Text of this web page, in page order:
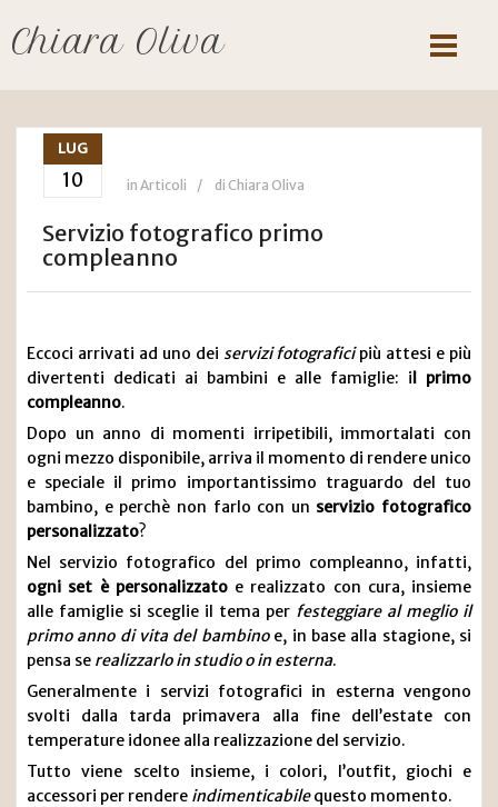
Chiara Oliva
LUG
10 in Articoli di Chiara Oliva
Servizio fotografico primo
compleanno
Eccoci arrivati ad uno dei servizi fotograficipiù attesi e più
divertenti dedicati ai bambini e alle famiglie: il primo
compleanno.
Dopo un anno di momenti irripetibili, immortalati con
ogni mezzo disponibile, arriva il momento di rendere unico
e speciale il primo importantissimo traguardo del tuo
bambino, e perchè non farlo con un servizio fotografico
personalizzato?
Nel servizio fotografico del primo compleanno, infatti,
ogni set è personalizzatoe realizzato con cura, insieme
alle famiglie si sceglie il tema per festeggiare al meglio il
primo anno di vita del bambinoe, in base alla stagione, si
pensa se realizzarlo in studio o in esterna.
Generalmente i servizi fotografici in esterna vengono
svolti dalla tarda primavera alla fine dell’estate con
temperature idonee alla realizzazione del servizio.
Tutto viene scelto insieme, i colori, l’outfit, giochi e
accessori per rendere indimenticabilequesto momento.